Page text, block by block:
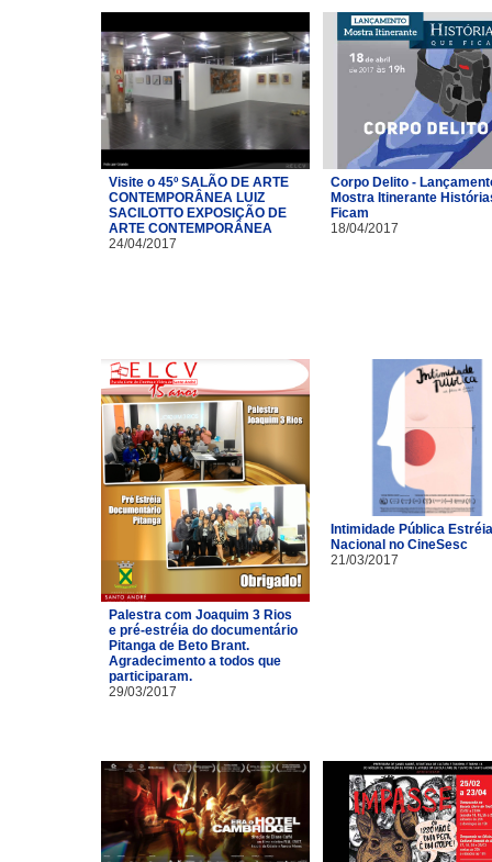
Visite o 45º SALÃO DE ARTE
CONTEMPORÂNEA LUIZ
SACILOTTO EXPOSIÇÃO DE
ARTE CONTEMPORÂNEA
24/04/2017
Corpo Delito -
Mostra Itinerante
Ficam
18/04/2017
Palestra com Joaquim 3 Rios
e pré-estréia do documentário
Pitanga de Beto Brant.
Agradecimento a todos que
participaram.
29/03/2017
Intimidade Pública Estréia
Nacional no CineSesc
21/03/2017